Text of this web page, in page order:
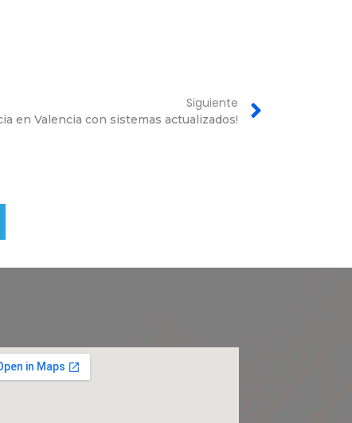
Siguiente
en Valencia con sistemas actualizados!